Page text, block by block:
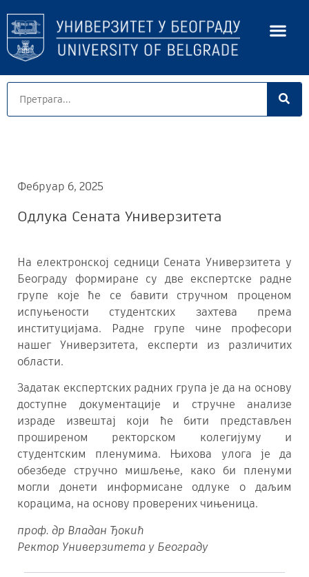
Фебруар 6, 2025
Одлука Сената Универзитета
На електронској седници Сената Универзитета у
Београду формиране су две експертске радне
групе које ће се бавити стручном проценом
испуњености студентских захтева према
институцијама. Радне групе чине професори
нашег Универзитета, експерти из различитих
области.
Задатак експертских радних група је да на основу
доступне документације и стручне анализе
израде извештај који ће бити представљен
проширеном ректорском колегијуму и
студентским пленумима. Њихова улога је да
обезбеде стручно мишљење, како би пленуми
могли донети информисане одлуке о даљим
корацима, на основу проверених чињеница.
проф. др Владан Ђокић
Ректор Универзитета у Београду